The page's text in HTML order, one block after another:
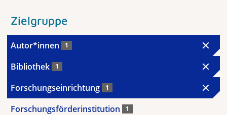
Zielgruppe
Autor*innen 1
Bibliothek 1
Forschungseinrichtung 1
Forschungsförderinstitution 1